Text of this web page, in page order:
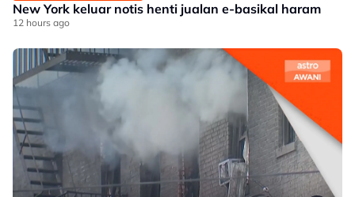
New York keluar notis henti jualan e-basikal haram
12 hours ago